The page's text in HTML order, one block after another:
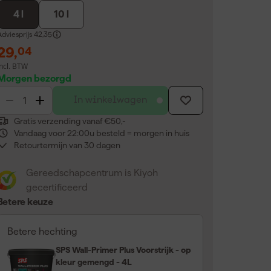
4 l 10 l
42,35
,04
BTW
bezorgd
In winkelwagen
Gratis verzending vanaf €50,-
Vandaag voor 22:00u besteld = morgen in huis
Retourtermijn van 30 dagen
Gereedschapcentrum is Kiyoh
gecertificeerd
keuze
Betere hechting
SPS Wall-Primer Plus Voorstrijk - op
kleur gemengd - 4L